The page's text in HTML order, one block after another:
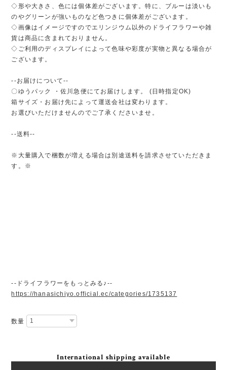
◇形や大きさ、色には個体差がございます。特に、ブルーは淡いも
のやグリーンが強いものなど色つきに個体差がございます。
◇画像はイメージですのでエリンジウム以外のドライフラワーや雑
貨は商品に含まれておりません。
◇ご利用のディスプレイによって色味や彩度が実物と異なる場合が
ございます。
--お届けについて--
〇ゆうパック ・佐川急便にてお届けします。 (日時指定OK)
箱サイズ・お届け先によって運送会社は変わります。
お選びいただけませんのでご了承くださいませ。
--送料--
※大量購入で梱数が増える場合は別途送料を請求させていただきま
す。※
--ドライフラワーをもっとみる♪--
https://hanasichiyo.official.ec/categories/1735137
数量
International shipping available